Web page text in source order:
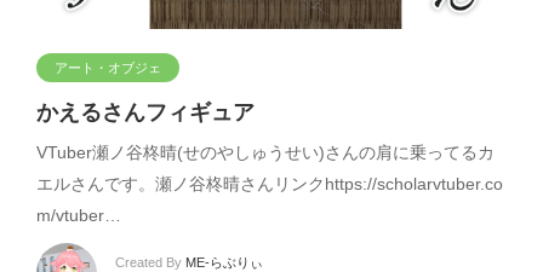
アート・オブジェ
かえるさんフィギュア
VTuber瀬ノ谷柊晴(せのやしゅうせい)さんの肩に乗ってるカ
エルさんです。瀬ノ谷柊晴さんリンクhttps://scholarvtuber.co
m/vtuber…
Created By ME-らぶりぃ